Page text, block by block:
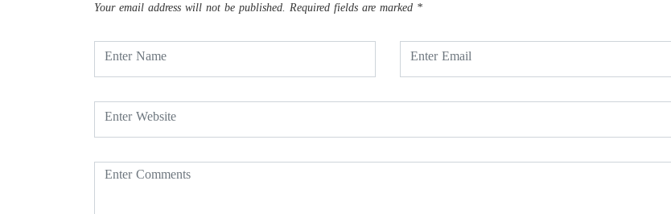
Your email address will not be published. Required fields are marked *